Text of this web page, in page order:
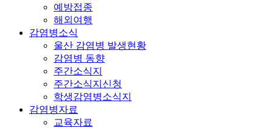
예방접종
해외여행
감염병소식
울산 감염병 발생현황
감염병 동향
주간소식지
주간소식지신청
학생감염병소식지
감염병자료
교육자료